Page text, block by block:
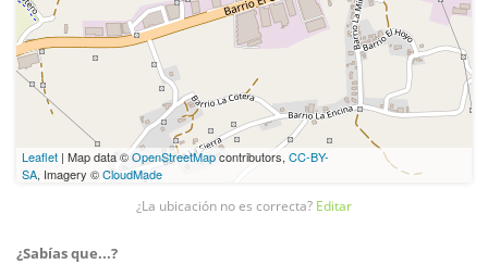
Leaflet | Map data ©OpenStreetMapcontributors, CC-BY-
SA, Imagery ©CloudMade
¿La ubicación no es correcta? Editar
¿Sabías que...?